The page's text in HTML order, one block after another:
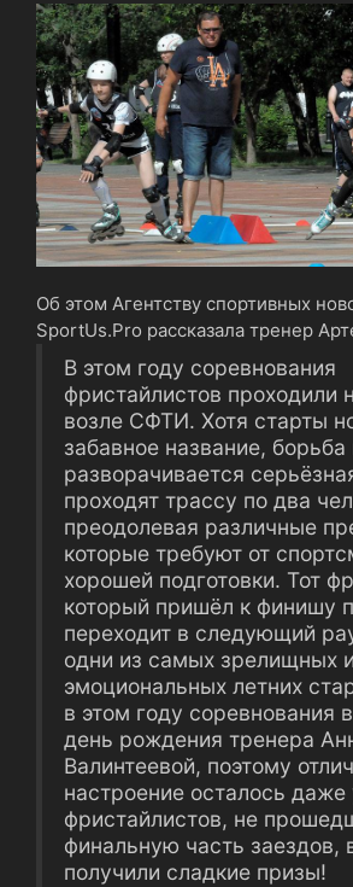
Об этом Агентству спортивных
SportUs.Pro рассказала тренер
В этом году соревнования
фристайлистов проходили
возле СФТИ. Хотя старты
забавное название, борьба
разворачивается
проходят трассу по два
преодолевая различные
которые требуют от
хорошей подготовки. Тот
который пришёл к финишу
переходит в следующий
одни из самых зрелищных и
эмоциональных летних
в этом году соревнования
день рождения тренера
Валинтеевой, поэтому
настроение осталось даже
фристайлистов, не
финальную часть заездов,
получили сладкие призы!